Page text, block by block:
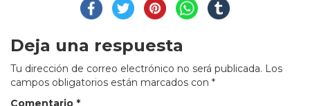
Deja una respuesta
Tu dirección de correo electrónico no será publicada. Los
campos obligatorios están marcados con *
Comentario *